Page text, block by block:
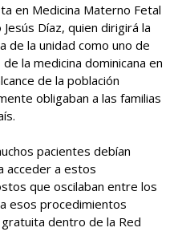
en Medicina Materno Fetal
Díaz, quien dirigirá la
de la unidad como uno de
la medicina dominicana en
de la población
obligaban a las familias
pacientes debían
acceder a estos
que oscilaban entre los
esos procedimientos
dentro de la Red